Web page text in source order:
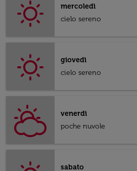
mercoledì
cielo sereno
giovedì
cielo sereno
venerdì
poche nuvole
sabato